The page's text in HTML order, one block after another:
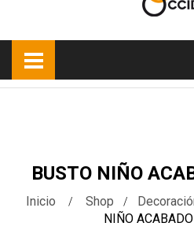
BUSTO NIÑO
Inicio Shop
NIÑO